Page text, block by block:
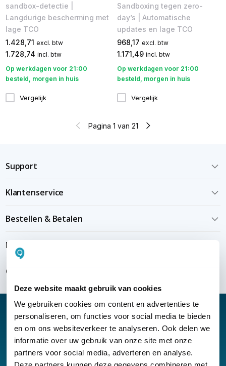
Deze website maakt gebruik van cookies
We gebruiken cookies om content en advertenties te
personaliseren, om functies voor social media te bieden
en om ons websiteverkeer te analyseren. Ook delen we
informatie over uw gebruik van onze site met onze
partners voor social media, adverteren en analyse.
sandbox-detectie |
Langdurige bescherming met
lage TCO
1.428,71 excl. btw
1.728,74 incl. btw
Op werkdagen voor 21:00
besteld, morgen in huis
Vergelijk
Sandboxing tegen zero-
day’s | Automatische
updates en lage TCO
968,17 excl. btw
1.171,49 incl. btw
Op werkdagen voor 21:00
besteld, morgen in huis
Vergelijk
Pagina 1 van 21
Support
Klantenservice
Bestellen & Betalen
Bezorgen & installeren
Over KommaGo
Nieuwsbrief
Klantenservice